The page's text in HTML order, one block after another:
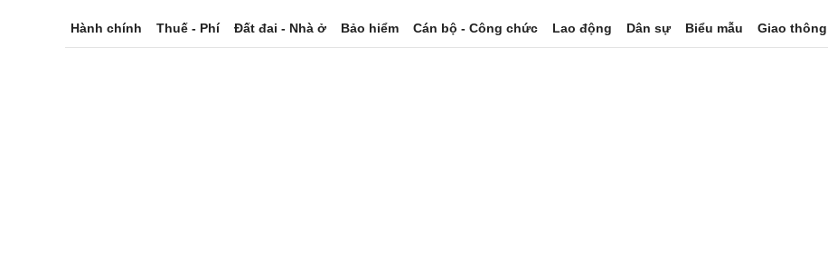
Hành chính Thuế - Phí Đất đai - Nhà ở Bảo hiểm Cán bộ - Công chức Lao động Dân sự Biểu mẫu Giao thông